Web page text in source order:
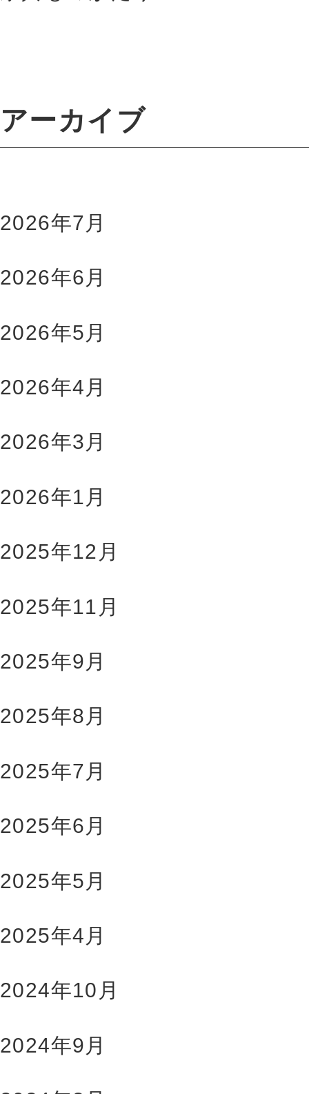
アーカイブ
2026年7月
2026年6月
2026年5月
2026年4月
2026年3月
2026年1月
2025年12月
2025年11月
2025年9月
2025年8月
2025年7月
2025年6月
2025年5月
2025年4月
2024年10月
2024年9月